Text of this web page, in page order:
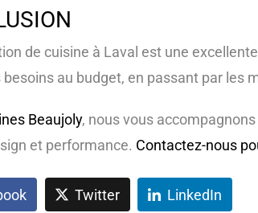
de cuisine à Laval est une
besoins au budget, en passant par les
Beaujoly, nous vous
et performance. Contactez-nous
Twitter LinkedIn